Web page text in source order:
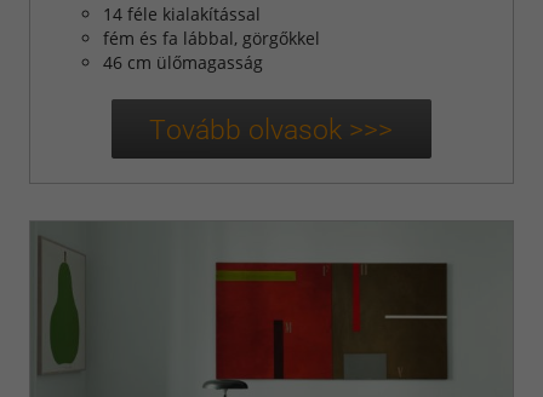
14 féle kialakítással
fém és fa lábbal, görgőkkel
46 cm ülőmagasság